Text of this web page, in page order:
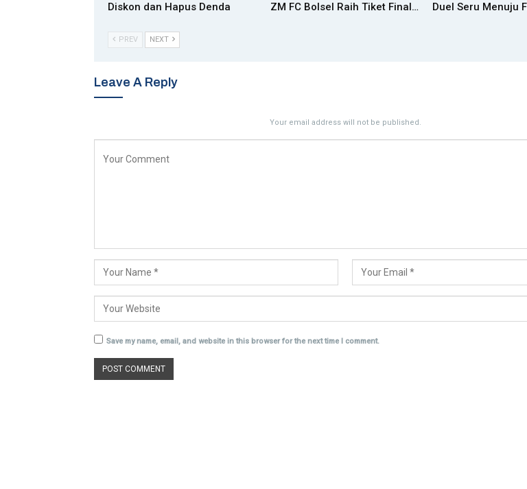
Diskon dan Hapus Denda
ZM FC Bolsel Raih Tiket Final…
Duel Seru Menuju
PREV NEXT
Leave A Reply
Your email address will not be published.
Save my name, email, and website in this browser for the next time I comment.